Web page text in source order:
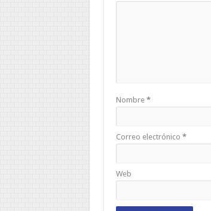
Nombre *
Correo electrónico *
Web